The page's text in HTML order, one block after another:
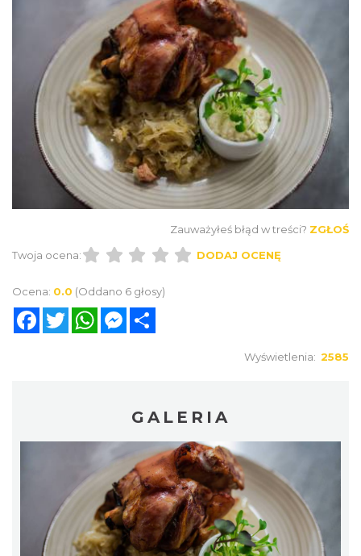
Zauważyłeś błąd w treści? ZGŁOŚ
Twoja ocena:
DODAJ OCENĘ
Ocena: 0.0 (Oddano 6 głosy)
FacebookTwitterWhatsAppMessenger
Wyświetlenia: 2585
GALERIA